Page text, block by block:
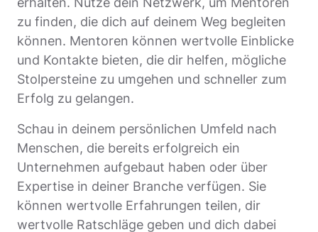
zu finden, die dich auf deinem Weg begleiten
können. Mentoren können wertvolle Einblicke
und Kontakte bieten, die dir helfen, mögliche
Stolpersteine zu umgehen und schneller zum
Erfolg zu gelangen.
Schau in deinem persönlichen Umfeld nach
Menschen, die bereits erfolgreich ein
Unternehmen aufgebaut haben oder über
Expertise in deiner Branche verfügen. Sie
können wertvolle Erfahrungen teilen, dir
wertvolle Ratschläge geben und dich dabei